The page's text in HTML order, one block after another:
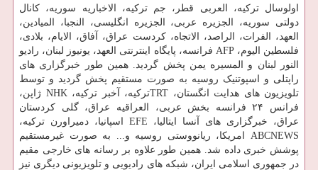
اولوسال ترکیه، العربی قطر، جم ترکیه، الاخباریه سوریه، کانال
دولتی سوریه، الجزیره عربی، الجزیره انگلیسی، النجبا، المیادین،
العهد، الفرات، الراصد، الاتجاه، کردست عراق، آفاق، الایام، بلادی،
فلسطین الیوم، AFP فرانسه، پایگاه اینترنتی العهد، یونیوز لبنان، رادیو
النور لبنان و المسیره یمن پخش گردید. همین طور خبرگزاری های
راپتلی و اسپوتنیک روسیه به صورت مستقیم پخش گردید و توسط
تلویزیون های هدایت انگستان، TRTترکیه، آخبر ترکیه، NHK ژاپن،
فرانس ۲۴ فرانسه بخش عربی، العراقیه عراق، گلی کردستان
عراق، خبرگزاری های آنسا ایتالیا، EFE اسپانیا، دمیراورن ترکیه،
ABCNEWS امریکا، ریانووستی روسیه و... به صورت غیرمستقیم
پوشش خبری داده شد. همین طور علاوه بر رسانه های خارجی مقیم
در جمهوری اسلامی ایران، شبکه های رادیویی و تلویزیونی دیگری نیز